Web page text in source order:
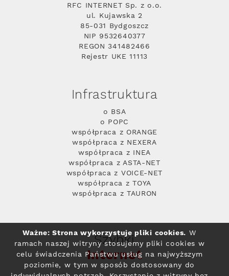
RFC INTERNET Sp. z o.o.
ul. Kujawska 2
85-031 Bydgoszcz
NIP 9532640377
REGON 341482466
Rejestr UKE 11113
Infrastruktura
o BSA
o POPC
współpraca z ORANGE
współpraca z NEXERA
współpraca z INEA
współpraca z ASTA-NET
współpraca z VOICE-NET
współpraca z TOYA
współpraca z TAURON
Szybki
Internet
Ważne: Strona wykorzystuje pliki cookies. W
ramach naszej witryny stosujemy pliki cookies w
celu świadczenia Państwu usług na najwyższym
poziomie, w tym w sposób dostosowany do